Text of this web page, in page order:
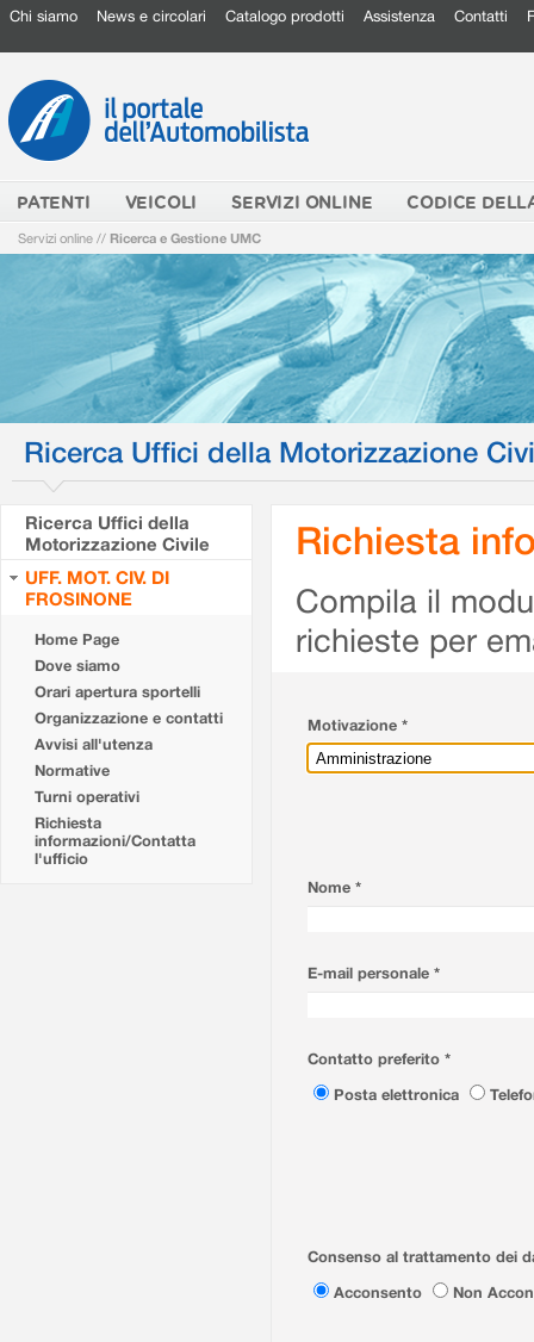
Chi siamo News e circolari Catalogo prodotti Assistenza Contatti
PATENTI VEICOLI SERVIZI ONLINE CODICE
Servizi online // Ricerca e Gestione UMC
Ricerca Uffici della Motorizzazione
Ricerca Uffici della
Motorizzazione Civile
UFF. MOT. CIV. DI
FROSINONE
Home Page
Dove siamo
Orari apertura sportelli
Organizzazione e contatti
Avvisi all'utenza
Normative
Turni operativi
Richiesta
informazioni/Contatta
l'ufficio
Richiesta
Compila il
richieste per
Motivazione *
Nome *
E-mail personale *
Contatto preferito *
Posta elettronica
Consenso al trattamento dei
Acconsento
Non